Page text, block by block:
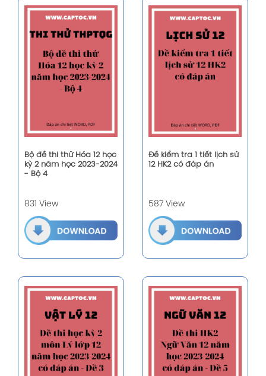
Bộ đề thi thử Hóa 12 học
kỳ 2 năm học 2023-2024
- Bộ 4
831 View
Đề kiểm tra 1 tiết lịch sử
12 HK2 có đáp án
587 View